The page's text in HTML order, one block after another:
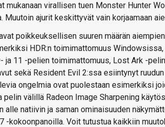
mukanaan virallisen tuen Monster Hunter
ajurit keskittyvät vain korjaamaan
poikkeuksellisen suuren määrän
HDR:n toimimattomuus Windowsissa,
ja 11 -pelien toimimattomuus, Lost Ark -
sekä Resident Evil 2:ssa esiintynyt
ongelmia ovat puolestaan esimerkiksi
välillä Radeon Image Sharpening
alle natiivin ja saman ominaisuuden
-kokoonpanoilla. Voit tutustua kaikkiin